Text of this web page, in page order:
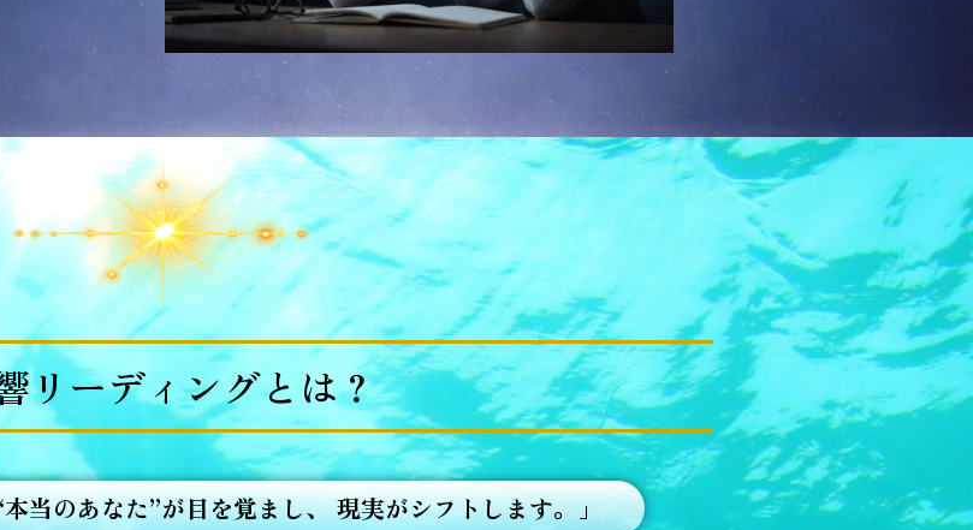
リーディングとは？
当のあなた”が目を覚まし、 現実がシフトします。」